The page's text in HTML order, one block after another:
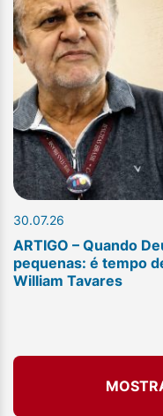
30.07.26
ARTIGO – Quando
pequenas: é tempo
William Tavares